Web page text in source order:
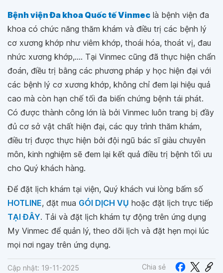
Bệnh viện Đa khoa Quốc tế Vinmec là bệnh viện đa
khoa có chức năng thăm khám và điều trị các bệnh lý
cơ xương khớp như viêm khớp, thoái hóa, thoát vị, đau
nhức xương khớp,.... Tại Vinmec cũng đã thực hiện chẩn
đoán, điều trị bằng các phương pháp y học hiện đại với
các bệnh lý cơ xương khớp, không chỉ đem lại hiệu quả
cao mà còn hạn chế tối đa biến chứng bệnh tái phát.
Có được thành công lớn là bởi Vinmec luôn trang bị đầy
đủ cơ sở vật chất hiện đại, các quy trình thăm khám,
điều trị được thực hiện bởi đội ngũ bác sĩ giàu chuyên
môn, kinh nghiệm sẽ đem lại kết quả điều trị bệnh tối ưu
cho Quý khách hàng.
Để đặt lịch khám tại viện, Quý khách vui lòng bấm số
HOTLINE, đặt mua GÓI DỊCH VỤ hoặc đặt lịch trực tiếp
TẠI ĐÂY. Tải và đặt lịch khám tự động trên ứng dụng
My Vinmec để quản lý, theo dõi lịch và đặt hẹn mọi lúc
mọi nơi ngay trên ứng dụng.
Cập nhật: 19-11-2025 Chia sẻ